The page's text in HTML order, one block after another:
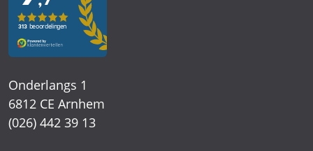
Onderlangs 1
6812 CE Arnhem
(026) 442 39 13